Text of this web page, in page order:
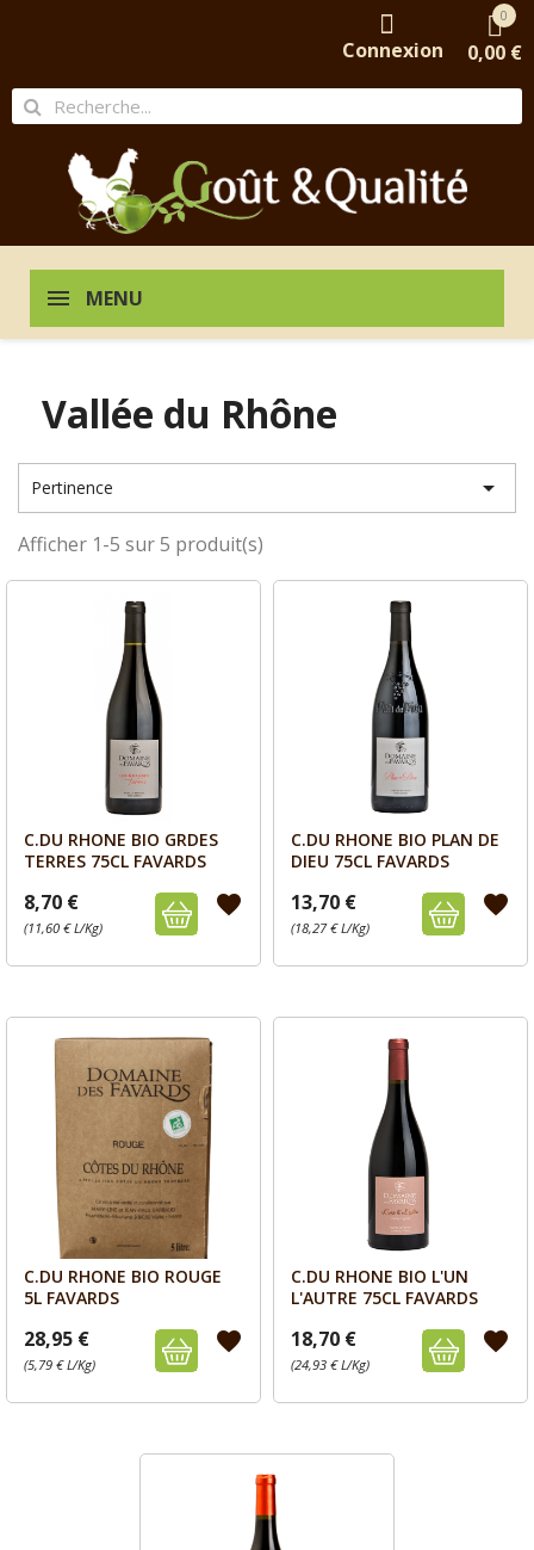
Connexion
0
0,00 €
MENU
Vallée du Rhône
Pertinence 
Afficher 1-5 sur 5 produit(s)
Aperçu
C.DU RHONE BIO GRDES
TERRES 75CL FAVARDS
8,70 €
(11,60 € L/Kg)
favorite
Aperçu
C.DU RHONE BIO PLAN DE
DIEU 75CL FAVARDS
13,70 €
(18,27 € L/Kg)
favorite
Aperçu
C.DU RHONE BIO ROUGE
5L FAVARDS
28,95 €
(5,79 € L/Kg)
favorite
Aperçu
C.DU RHONE BIO L'UN
L'AUTRE 75CL FAVARDS
18,70 €
(24,93 € L/Kg)
favorite